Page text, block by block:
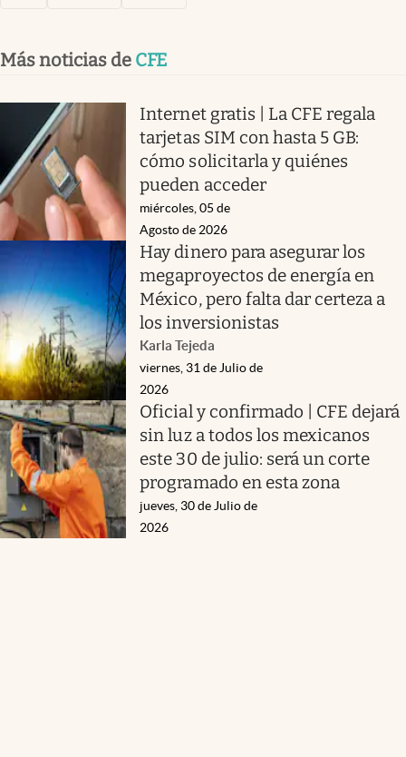
Más noticias de CFE
Internet gratis | La CFE regala
tarjetas SIM con hasta 5 GB:
cómo solicitarla y quiénes
pueden acceder
miércoles, 05 de
Agosto de 2026
Hay dinero para asegurar los
megaproyectos de energía en
México, pero falta dar certeza a
los inversionistas
Karla Tejeda
viernes, 31 de Julio de
2026
Oficial y confirmado | CFE dejará
sin luz a todos los mexicanos
este 30 de julio: será un corte
programado en esta zona
jueves, 30 de Julio de
2026